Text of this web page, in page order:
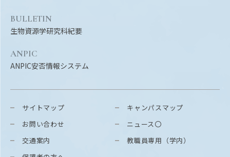
サイトマップ
お問い合わせ
交通案内
キャンパスマップ
ニュース〇
教職員専用（学内）
BULLETIN
生物資源学研究科紀要
ANPIC
ANPIC安否情報システム